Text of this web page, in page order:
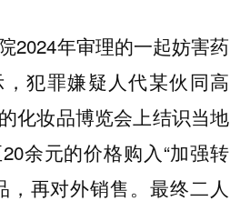
2024年审理的一起妨害药
犯罪嫌疑人代某伙同高
化妆品博览会上结识当地
余元的价格购入“加强转
，再对外销售。最终二人